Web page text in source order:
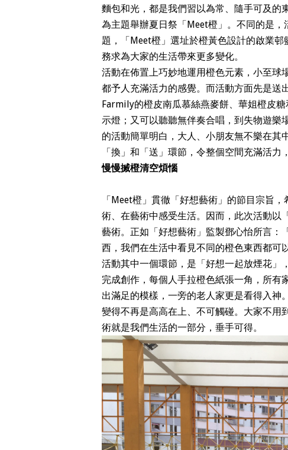
麵包和光，都是我們習以為常、隨手可及的
為主題舉辦夏日祭「Meet橙」。不同的是
題，「Meet橙」選址於橙黃色設計的啟業
務求為大家的生活帶來更多變化。
活動在佈置上巧妙地運用橙色元素，小至球
都予人充滿活力的感覺。而活動方面先是送
Farmily的橙皮南瓜慕絲燕麥餅、華姐橙皮
示燈；又可以聽聽無伴奏合唱，到失物遊樂
的活動簡單明白，大人、小朋友無不樂在其
「換」和「送」環節，令整個空間充滿活力
慢慢搣橙清空煩惱
「Meet橙」貫徹「好想藝術」的節目宗旨
術、在藝術中感受生活。因而，此次活動以
藝術。正如「好想藝術」監製鄧心怡所言：
西，我們在生活中看見不同的橙色東西都可
活動其中一個環節，是「好想一起放煙花」
完成創作，每個人手拉橙色紙張一角，所有
出滿足的模樣，一旁的老人家更是看得入神
變得不再是高高在上、不可觸碰。大家不用
術就是我們生活的一部分，垂手可得。